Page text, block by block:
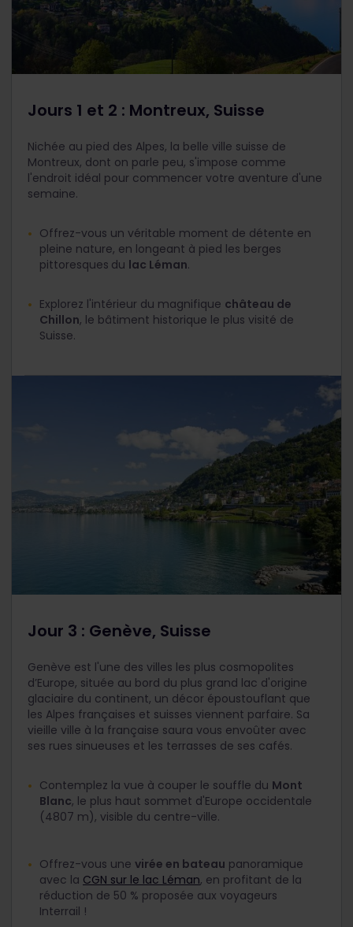
Jours 1 et 2 : Montreux, Suisse
Nichée au pied des Alpes, la belle ville suisse de
Montreux, dont on parle peu, s'impose comme
l'endroit idéal pour commencer votre aventure d'une
semaine.
Offrez-vous un véritable moment de détente en
pleine nature, en longeant à pied les berges
pittoresques du lac Léman.
Explorez l'intérieur du magnifique château de
Chillon, le bâtiment historique le plus visité de
Suisse.
Jour 3 : Genève, Suisse
Genève est l'une des villes les plus cosmopolites
d’Europe, située au bord du plus grand lac d'origine
glaciaire du continent, un décor époustouflant que
les Alpes françaises et suisses viennent parfaire. Sa
vieille ville à la française saura vous envoûter avec
ses rues sinueuses et les terrasses de ses cafés.
Contemplez la vue à couper le souffle du Mont
Blanc, le plus haut sommet d'Europe occidentale
(4807 m), visible du centre-ville.
Offrez-vous une virée en bateau panoramique
avec la CGN sur le lac Léman, en profitant de la
réduction de 50 % proposée aux voyageurs
Interrail !